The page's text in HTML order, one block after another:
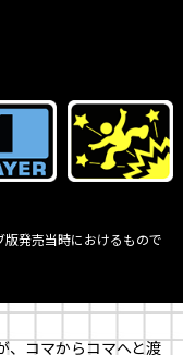
発売当時におけるもので
、コマからコマへと渡